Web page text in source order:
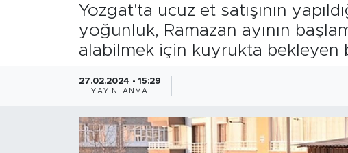
Yozgat'ta ucuz et satışının
yoğunluk, Ramazan ayının
alabilmek için kuyrukta bekleyen
27.02.2024 - 15:29
YAYINLANMA
DÜNYA
GÜNCEL
KARİKATÜR
BİLİM-TEKNOLOJİ
Tüm Manşetler
Son Dakika Haberleri
Haber Arşivi